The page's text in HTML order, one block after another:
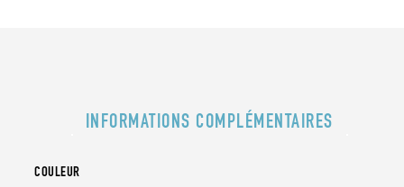
INFORMATIONS COMPLÉMENTAIRES
COULEUR